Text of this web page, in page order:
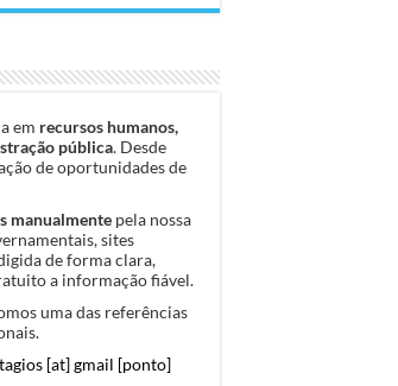
em recursos humanos,
pública. Desde
de oportunidades de
manualmentepela nossa
sites
de forma clara,
a informação fiável.
uma das referências
[at] gmail [ponto]